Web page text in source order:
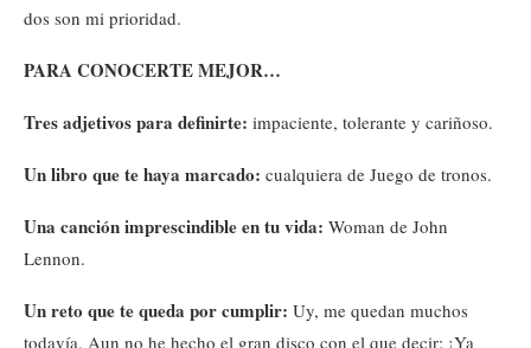
dos son mi prioridad.
PARA CONOCERTE MEJOR…
Tres adjetivos para definirte: impaciente, tolerante y cariñoso.
Un libro que te haya marcado: cualquiera de Juego de tronos.
Una canción imprescindible en tu vida: Woman de John
Lennon.
Un reto que te queda por cumplir: Uy, me quedan muchos
todavía. Aun no he hecho el gran disco con el que decir: ¡Ya